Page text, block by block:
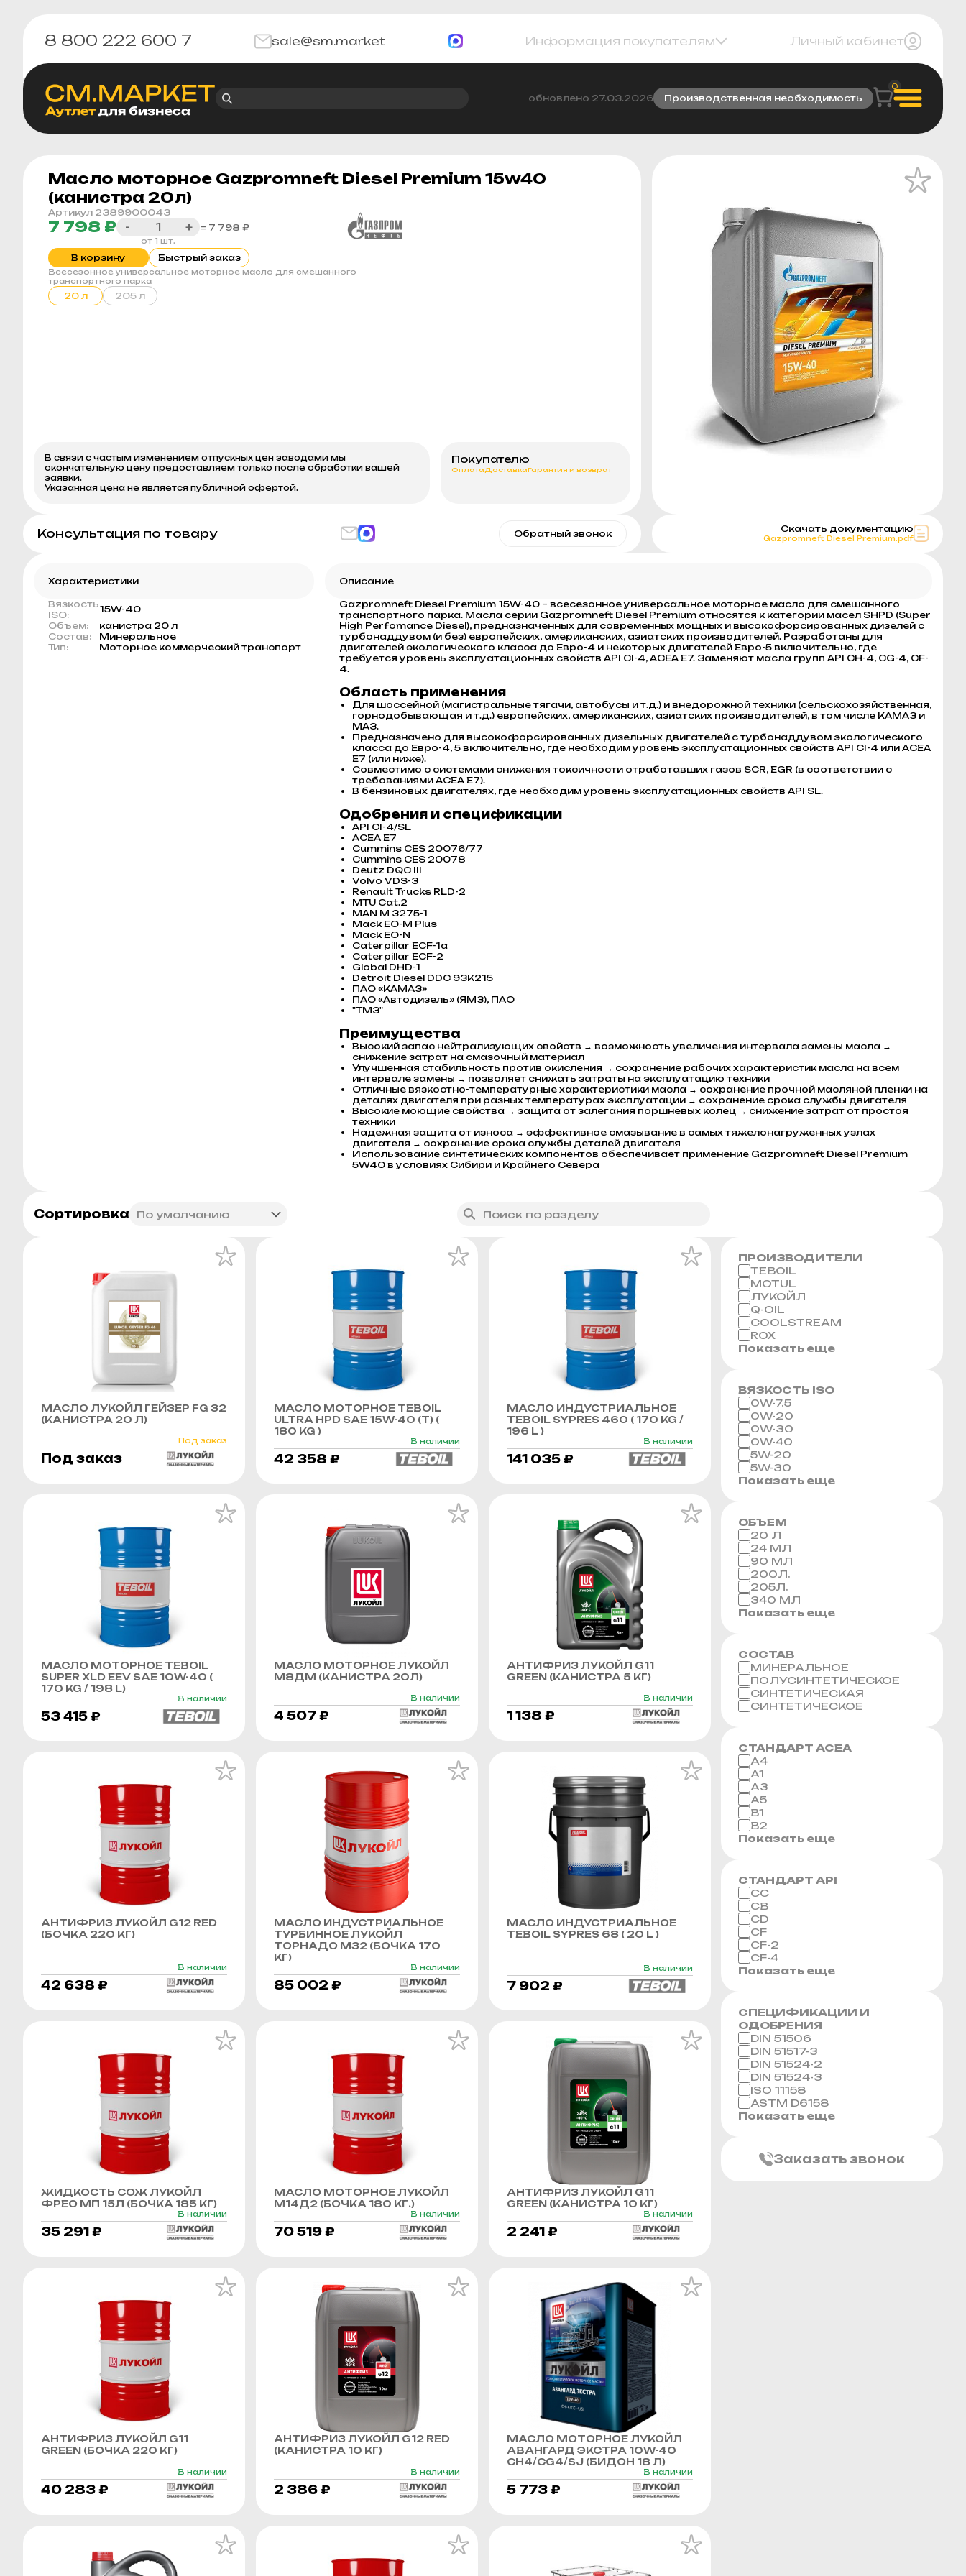
8 800 222 600 7 sale@sm.market Информация покупателям Личный кабинет
обновлено 27.03.2026 Производственная необходимость
0
Масло моторное Gazpromneft Diesel Premium 15w40
(канистра 20л)
Артикул 2389900043
7 798 ₽ - +
от 1 шт.
= 7 798 ₽
В корзину Быстрый заказ
Всесезонное универсальное моторное масло для смешанного
транспортного парка
20 л 205 л
В связи с частым изменением отпускных цен заводами мы
окончательную цену предоставляем только после обработки вашей
заявки.
Указанная цена не является публичной офертой.
Покупателю
Оплата ДоставкаГарантия и возврат
Консультация по товару Обратный звонок Скачать документацию
Gazpromneft Diesel Premium.pdf
Характеристики
Вязкость
ISO:
15W-40
Объем:
канистра 20 л
Состав:
Минеральное
Тип:
Моторное коммерческий транспорт
Описание
Gazpromneft Diesel Premium 15W-40 – всесезонное универсальное моторное масло для смешанного
транспортного парка. Масла серии Gazpromneft Diesel Premium относятся к категории масел SHPD (Super
High Perfomance Diesel), предназначенных для современных мощных и высокофорсированных дизелей с
турбонаддувом (и без) европейских, американских, азиатских производителей. Разработаны для
двигателей экологического класса до Евро-4 и некоторых двигателей Евро-5 включительно, где
требуется уровень эксплуатационных свойств API CI-4, ACEA E7. Заменяют масла групп API CH-4, CG-4, CF-
4.
Область применения
Для шоссейной (магистральные тягачи, автобусы и т.д.) и внедорожной техники (сельскохозяйственная,
горнодобывающая и т.д.) европейских, американских, азиатских производителей, в том числе КАМАЗ и
МАЗ.
Предназначено для высокофорсированных дизельных двигателей с турбонаддувом экологического
класса до Евро-4, 5 включительно, где необходим уровень эксплуатационных свойств API CI-4 или ACEA
E7 (или ниже).
Совместимо с системами снижения токсичности отработавших газов SCR, EGR (в соответствии с
требованиями ACEA E7).
В бензиновых двигателях, где необходим уровень эксплуатационных свойств API SL.
Одобрения и спецификации
API CI-4/SL
ACEA E7
Cummins CES 20076/77
Cummins CES 20078
Deutz DQC III
Volvo VDS-3
Renault Trucks RLD-2
MTU Cat.2
MAN M 3275-1
Mack EO-M Plus
Mack EO-N
Caterpillar ECF-1а
Caterpillar ECF-2
Global DHD-1
Detroit Diesel DDC 93K215
ПАО «КАМАЗ»
ПАО «Автодизель» (ЯМЗ), ПАО
"ТМЗ"
Преимущества
Высокий запас нейтрализующих свойств → возможность увеличения интервала замены масла →
снижение затрат на смазочный материал
Улучшенная стабильность против окисления → сохранение рабочих характеристик масла на всем
интервале замены → позволяет снижать затраты на эксплуатацию техники
Отличные вязкостно-температурные характеристики масла → сохранение прочной масляной пленки на
деталях двигателя при разных температурах эксплуатации → сохранение срока службы двигателя
Высокие моющие свойства → защита от залегания поршневых колец → снижение затрат от простоя
техники
Надежная защита от износа → эффективное смазывание в самых тяжелонагруженных узлах
двигателя → сохранение срока службы деталей двигателя
Использование синтетических компонентов обеспечивает применение Gazpromneft Diesel Premium
5W40 в условиях Сибири и Крайнего Севера
Сортировка
МАСЛО ЛУКОЙЛ ГЕЙЗЕР FG 32
(КАНИСТРА 20 Л)
Под заказ
Под заказ
МАСЛО МОТОРНОЕ TEBOIL
ULTRA HPD SAE 15W-40 (Т) (
180 KG )
В наличии
42 358 ₽
МАСЛО ИНДУСТРИАЛЬНОЕ
TEBOIL SYPRES 460 ( 170 KG /
196 L )
В наличии
141 035 ₽
МАСЛО МОТОРНОЕ TEBOIL
SUPER XLD EEV SAE 10W-40 (
170 KG / 198 L)
В наличии
53 415 ₽
МАСЛО МОТОРНОЕ ЛУКОЙЛ
М8ДМ (КАНИСТРА 20Л)
В наличии
4 507 ₽
АНТИФРИЗ ЛУКОЙЛ G11
GREEN (КАНИСТРА 5 КГ)
В наличии
1 138 ₽
АНТИФРИЗ ЛУКОЙЛ G12 RED
(БОЧКА 220 КГ)
В наличии
42 638 ₽
МАСЛО ИНДУСТРИАЛЬНОЕ
ТУРБИННОЕ ЛУКОЙЛ
ТОРНАДО М32 (БОЧКА 170
КГ)
В наличии
85 002 ₽
МАСЛО ИНДУСТРИАЛЬНОЕ
TEBOIL SYPRES 68 ( 20 L )
В наличии
7 902 ₽
ЖИДКОСТЬ СОЖ ЛУКОЙЛ
ФРЕО МП 15Л (БОЧКА 185 КГ)
В наличии
35 291 ₽
МАСЛО МОТОРНОЕ ЛУКОЙЛ
М14Д2 (БОЧКА 180 КГ.)
В наличии
70 519 ₽
АНТИФРИЗ ЛУКОЙЛ G11
GREEN (КАНИСТРА 10 КГ)
В наличии
2 241 ₽
АНТИФРИЗ ЛУКОЙЛ G11
GREEN (БОЧКА 220 КГ)
В наличии
40 283 ₽
АНТИФРИЗ ЛУКОЙЛ G12 RED
(КАНИСТРА 10 КГ)
В наличии
2 386 ₽
МАСЛО МОТОРНОЕ ЛУКОЙЛ
АВАНГАРД ЭКСТРА 10W-40
CH4/CG4/SJ (БИДОН 18 Л)
В наличии
5 773 ₽
ПРОИЗВОДИТЕЛИ
TEBOIL
MOTUL
ЛУКОЙЛ
Q-OIL
COOLSTREAM
ROX
Показать еще
ВЯЗКОСТЬ ISO
0W-7.5
0W-20
0W-30
0W-40
5W-20
5W-30
Показать еще
ОБЪЕМ
20 Л
24 МЛ
90 МЛ
200Л.
205Л.
340 МЛ
Показать еще
СОСТАВ
МИНЕРАЛЬНОЕ
ПОЛУСИНТЕТИЧЕСКОЕ
СИНТЕТИЧЕСКАЯ
СИНТЕТИЧЕСКОЕ
СТАНДАРТ ACEA
A4
A1
A3
A5
B1
B2
Показать еще
СТАНДАРТ API
CC
CB
CD
CF
CF-2
CF-4
Показать еще
СПЕЦИФИКАЦИИ И
ОДОБРЕНИЯ
DIN 51506
DIN 51517-3
DIN 51524-2
DIN 51524-3
ISO 11158
ASTM D6158
Показать еще
Заказать звонок